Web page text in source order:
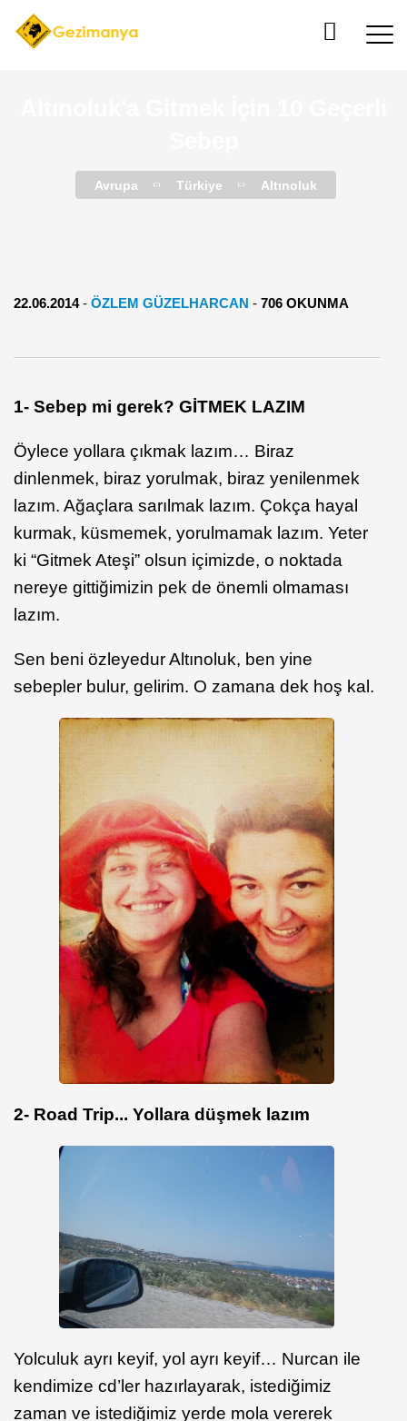
Avrupa Türkiye Altınoluk
22.06.2014- ÖZLEM GÜZELHARCAN - 706 OKUNMA
1- Sebep mi gerek? GİTMEK LAZIM
Öylece yollara çıkmak lazım… Biraz
dinlenmek, biraz yorulmak, biraz yenilenmek
lazım. Ağaçlara sarılmak lazım. Çokça hayal
kurmak, küsmemek, yorulmamak lazım. Yeter
ki “Gitmek Ateşi” olsun içimizde, o noktada
nereye gittiğimizin pek de önemli olmaması
lazım.
Sen beni özleyedur Altınoluk, ben yine
sebepler bulur, gelirim. O zamana dek hoş kal.
2- Road Trip... Yollara düşmek lazım
Yolculuk ayrı keyif, yol ayrı keyif… Nurcan ile
kendimize cd’ler hazırlayarak, istediğimiz
zaman ve istediğimiz yerde mola vererek